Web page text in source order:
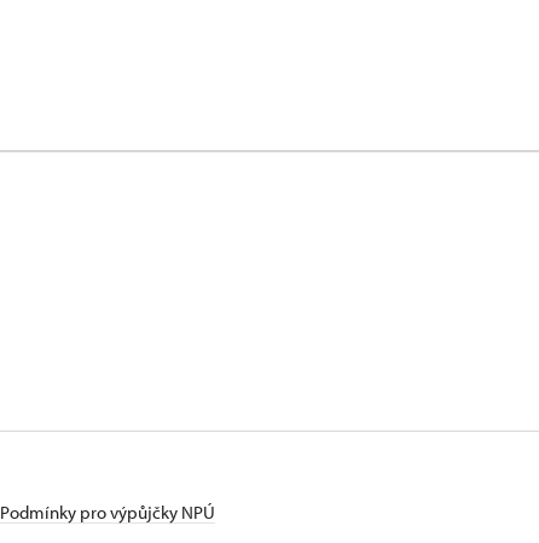
Podmínky pro výpůjčky NPÚ